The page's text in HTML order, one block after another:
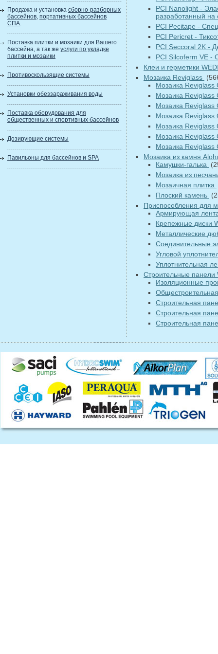
Продажа и установка сборно-разборных
бассейнов, портативных бассейнов
СПА.
Поставка плитки и мозаики для Вашего
бассейна, а так же услуги по укладке
плитки и мозаики
Противоскользящие системы
Установки обеззараживания воды
Поставка оборудования для
общественных и спортивных бассейнов
Дозирующие системы
Павильоны для бассейнов и SPA
PCI Nanolight -
разработанный на
PCI Pecitape -
PCI Pericret -
PCI Seccoral 2K -
PCI Silcoferm VE -
Клеи и герметики
Мозаика Reviglass
Мозаика
Мозаика
Мозаика
Мозаика
Мозаика
Мозаика
Мозаика
Мозаика из камня
Камушки-галька
Мозаика из
Мозаичная плитка
Плоский камень
Приспособления для
Армирующая
Крепежные диски
Металлические
Соединительные
Угловой
Уплотнительная
Строительные панели
Изоляционные
Строительная
Строительная
Строительная